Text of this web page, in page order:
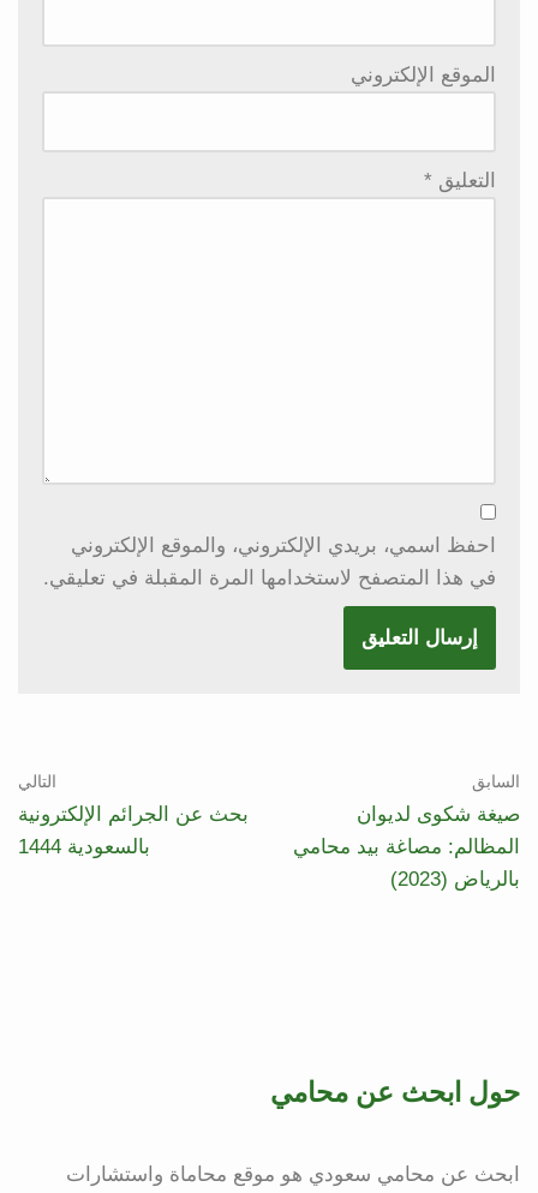
الموقع الإلكتروني
التعليق *
احفظ اسمي، بريدي الإلكتروني، والموقع الإلكتروني
في هذا المتصفح لاستخدامها المرة المقبلة في تعليقي.
السابق
صيغة شكوى لديوان
المظالم: مصاغة بيد محامي
بالرياض (2023)
التالي
بحث عن الجرائم الإلكترونية
بالسعودية 1444
حول ابحث عن محامي
ابحث عن محامي سعودي هو موقع محاماة واستشارات